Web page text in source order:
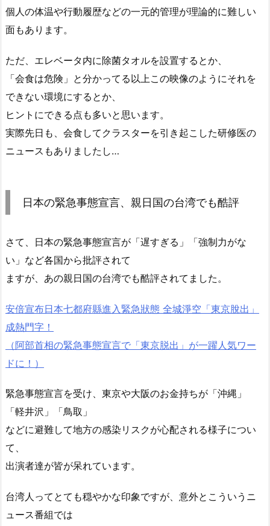
個人の体温や行動履歴などの一元的管理が理論的に難しい
面もあります。
ただ、エレベータ内に除菌タオルを設置するとか、
「会食は危険」と分かってる以上この映像のようにそれを
できない環境にするとか、
ヒントにできる点も多いと思います。
実際先日も、会食してクラスターを引き起こした研修医の
ニュースもありましたし…
日本の緊急事態宣言、親日国の台湾でも酷評
さて、日本の緊急事態宣言が「遅すぎる」「強制力がな
い」など各国から批評されて
ますが、あの親日国の台湾でも酷評されてました。
安倍宣布日本七都府縣進入緊急狀態 全城淨空「東京脫出」
成熱門字！
（阿部首相の緊急事態宣言で「東京脱出」が一躍人気ワー
ドに！）
緊急事態宣言を受け、東京や大阪のお金持ちが「沖縄」
「軽井沢」「鳥取」
などに避難して地方の感染リスクが心配される様子につい
て、
出演者達が皆が呆れています。
台湾人ってとても穏やかな印象ですが、意外とこういうニ
ュース番組では